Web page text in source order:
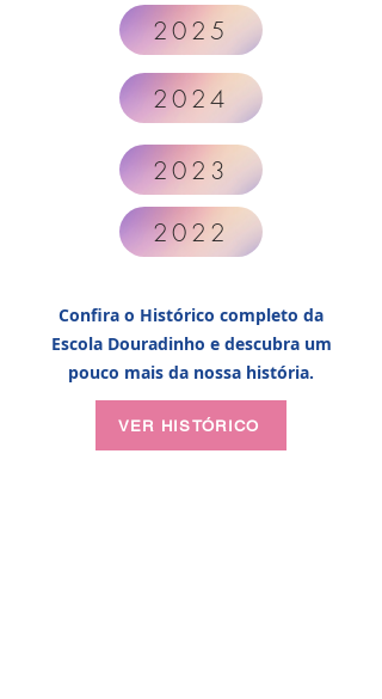
2025
2024
2023
2022
Confira o Histórico completo da
Escola Douradinho e descubra um
pouco mais da nossa história.
VER HISTÓRICO